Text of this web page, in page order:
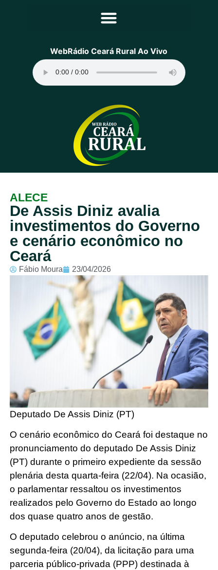
Principal
Programação
Equipe
Contato
Sobre
WebRádio Ceará Rural Ao Vivo
ALECE
De Assis Diniz avalia
investimentos do Governo
e cenário econômico no
Ceará
Fábio Moura 23/04/2026
Deputado De Assis Diniz (PT)
O cenário econômico do Ceará foi destaque no
pronunciamento do deputado De Assis Diniz
(PT) durante o primeiro expediente da sessão
plenária desta quarta-feira (22/04). Na ocasião,
o parlamentar ressaltou os investimentos
realizados pelo Governo do Estado ao longo
dos quase quatro anos de gestão.
O deputado celebrou o anúncio, na última
segunda-feira (20/04), da licitação para uma
parceria público-privada (PPP) destinada à